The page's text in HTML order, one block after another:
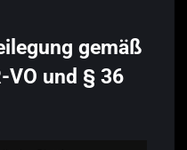
gemäß
VO und § 36